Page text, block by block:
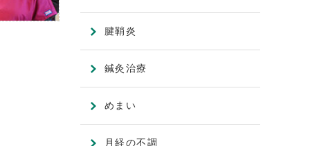
腱鞘炎
鍼灸治療
めまい
月経の不調